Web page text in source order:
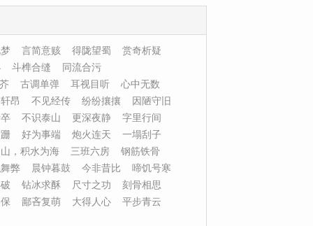
言简意赅 得陇望蜀
赏奇析疑
斗榫合缝
同流合污
古调单弹 耳视目听
心中无数
昂
不见经传 纷纷攘攘
因陋守旧
不识泰山 更深夜静
字里行间
好为事端 炮火连天
一塌刮子
，积水为海
三班六房
钢筋铁骨
弊
晨钟暮鼓 今非昔比
啼饥号寒
钻冰求酥 尺寸之功
刻骨相思
鄙吝复萌 大得人心 平步青云